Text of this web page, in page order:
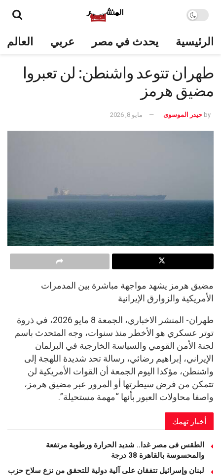
الرئيسية يحدث في مصر عربي العالم
طهران تتوعد واشنطن: لن تعبروا
مضيق هرمز
by حيدر الموسوى مايو 8, 2026
مضيق هرمز يشهد مواجهة مباشرة بين المدمرات
الأمريكية والزوارق الإيرانية
طهران- المنشر الاخباري، الجمعة 8 مايو 2026، في ذروة
توتر عسكري هو الأخطر منذ سنوات، وجه المتحدث باسم
لجنة الأمن القومي والسياسة الخارجية في البرلمان
الإيراني، إبراهيم رضائي، رسالة تحد شديدة اللهجة إلى
واشنطن، مؤكدا اليوم الجمعة أن القوات الأمريكية لن
تتمكن من فرض سيطرتها أو المرور عبر مضيق هرمز،
واصفا محاولات العبور بأنها “مهمة مستحيلة”.
أخبار تهمك
الطقس فى مصر غدا.. شديد الحرارة ورطوبة مرتفعة
والمحسوسة بالقاهرة 38 درجة
لبنان وإسرائيل تتفقان على آلية دولية للتحقق من نزع سلاح حزب